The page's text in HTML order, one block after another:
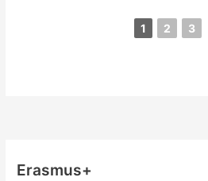
1 2 3
Erasmus+